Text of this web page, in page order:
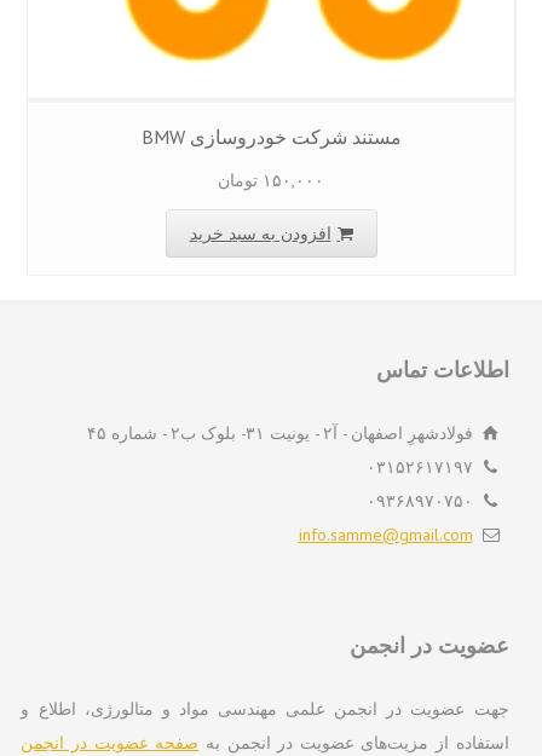
مستند شرکت خودروسازی BMW
۱۵۰,۰۰۰ تومان
افزودن به سبد خرید
تماس
فولادشهرِ اصفهان - آ۲ - یونیت ۳۱- بلوک ب۲ - شماره ۴۵
۰۳۱۵۲۶۱۷۱۹۷
۰۹۳۶۸۹۷۰۷۵۰
info.samme@gmail.com
در انجمن
عضویت در انجمن علمی مهندسی مواد و متالورژی، اطلاع و
از مزیت‌های عضویت در انجمن بهصفحه عضویت در انجمن